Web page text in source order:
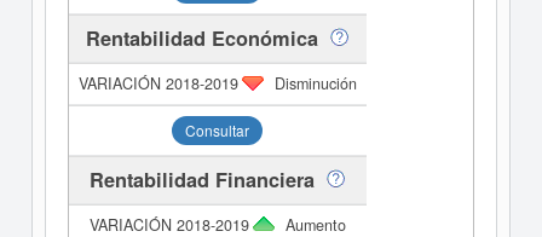
Rentabilidad Económica
Disminución
Consultar
Rentabilidad Financiera
Aumento